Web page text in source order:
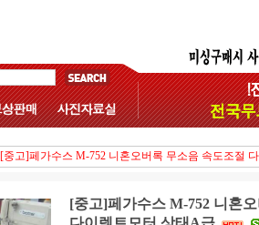
[중고]페가수스 M-752 니혼오버록 무소음 속도조절
[중고]페가수스 M-752 니혼